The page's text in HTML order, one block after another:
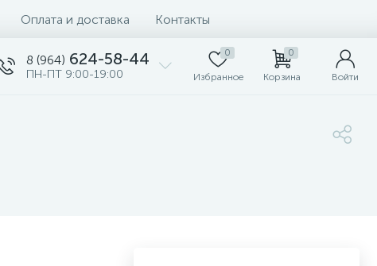
Оплата и доставка Контакты
8 (964) 624-58-44
ПН-ПТ 9:00-19:00
0
Избранное
0
Корзина Войти